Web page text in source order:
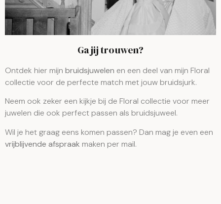
Ga jij trouwen?
Ontdek hier mijn bruidsjuwelen en een deel van mijn Floral
collectie voor de perfecte match met jouw bruidsjurk.
Neem ook zeker een kijkje bij de Floral collectie voor meer
juwelen die ook perfect passen als bruidsjuweel.
Wil je het graag eens komen passen? Dan mag je even een
vrijblijvende afspraak maken per mail.